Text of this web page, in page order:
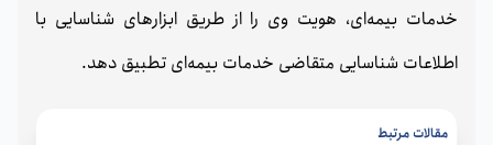
خدمات بیمه‌ای، هویت وی را از طریق ابزارهای شناسایی با
اطلاعات شناسایی متقاضی خدمات بیمه‌ای تطبیق دهد.
مقالات مرتبط